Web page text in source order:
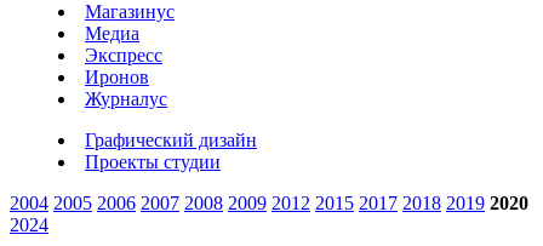
Магазинус
Медиа
Экспресс
Иронов
Журналус
Графический дизайн
Проекты студии
2004 2005 2006 2007 2008 2009 2012 2015 2017 2018 2019 2020
2024